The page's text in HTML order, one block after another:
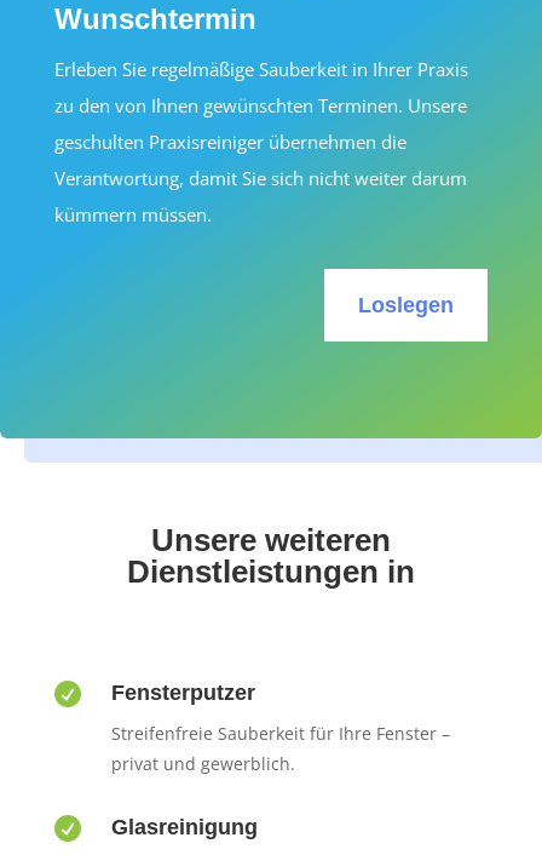
Wunschtermin
Erleben Sie regelmäßige Sauberkeit in Ihrer Praxis
zu den von Ihnen gewünschten Terminen. Unsere
geschulten Praxisreiniger übernehmen die
Verantwortung, damit Sie sich nicht weiter darum
kümmern müssen.
Loslegen
Unsere weiteren
Dienstleistungen in
 Fensterputzer
Streifenfreie Sauberkeit für Ihre Fenster –
privat und gewerblich.
 Glasreinigung